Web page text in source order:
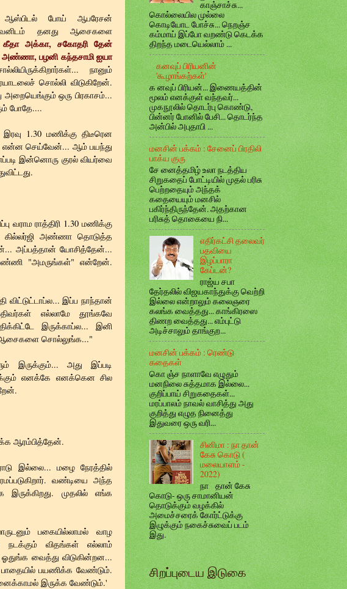
போய் ஆபரேசன்
தனது ஆசைகளை
கீதா அக்கா, சகோதரி தேன்
அண்ணா, பழனி கந்தசாமி ஐயா
நானும்
சொல்லி விடுகிறேன்.
ஒரு பிரகாசம்...
போதே....
1.30 மணிக்கு திடீரென
என்ன செய்வேன்... ஆம் பயந்து
இன்னொரு குரல் வியர்வை
வராம ராத்திரி 1.30 மணிக்கு
கில்லர்ஜி அண்ணா தொடுத்த
அப்பத்தான் யோசித்தேன்...
"அமருங்கள்" என்றேன்.
இப்ப நாந்தான்
எல்லாமே தூங்கவே
இருக்காப்ல... இனி
ஆசைகளை சொல்லுங்க..."
அது இப்படி
எனக்கே எனக்கென சில
ஆரம்பித்தேன்.
இல்லை... மழை நேரத்தில்
வண்டியை அந்த
இருக்கிறது. முதலில் எங்க
பகையில்லாமல் வாழ
விதங்கள் எல்லாம்
வைத்து விடுகின்றன...
பயணிக்க வேண்டும்.
இருக்க வேண்டும்.'
காஞ்சாச்சு...
கொல்லையில முல்லை
கொடியோட போச்சு... நெறஞ்ச
கம்மாய் இப்போ வறண்டு கெடக்க
திறந்த மடையெல்லாம் ...
கனவுப் பிரியனின்
'கூழாங்கற்கள்'
க னவுப் பிரியன்... இணையத்தின்
மூலம் எனக்குள் வந்தவர்...
முகநூலில் தொடர்பு கொண்டு,
பின்னர் போனில் பேசி... தொடர்ந்த
அன்பில் அபுதாபி ...
மனசின் பக்கம் : சேனைப் பிரதிலி
பாக்ய குரு
சே னைத்தமிழ் உலா நடத்திய
சிறுகதைப் போட்டியில் முதல் பரிசு
பெற்றதையும் அந்தக்
கதையையும் மனசில்
பகிர்ந்திருந்தேன். அதற்கான
பரிசுத் தொகையை நி...
எதிர்கட்சி தலைவர்
பதவியை
இழப்பாரா
கேப்டன்?
ராஜ்ய சபா
தேர்தலில் விஜயகாந்துக்கு வெற்றி
இல்லை என்றாலும் கலைஞரை
கலங்க வைத்தது... காங்கிரஸை
திணற வைத்தது... எம்புட்டு
அடிச்சாலும் தாங்குற...
மனசின் பக்கம் : ரெண்டு
கதைகள்
கொ ஞ்ச நாளாவே எழுதும்
மனநிலை சுத்தமாக இல்லை...
குறிப்பாய் சிறுகதைகள்...
மரப்பாலம் நாவல் வாசித்து அது
குறித்து எழுத நினைத்து
இதுவரை ஒரு வரி...
சினிமா : நா தான்
கேசு கொடு (
மலையாளம் -
2022)
நா தான் கேசு
கொடு- ஒரு சாமானியன்
தொடுக்கும் வழக்கில்
அமைச்சரைக் கோர்ட்டுக்கு
இழுக்கும் நகைச்சுவைப் படம்
இது.
சிறப்புடைய இடுகை